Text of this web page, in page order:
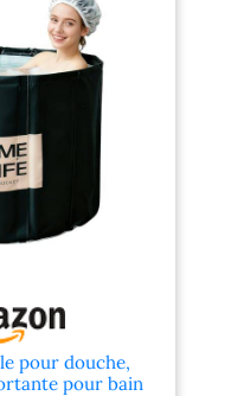
tandis que le drain
l'eau restante plus
et de ranger. Design
: profitez d'un bain
définitivement de
La structure pliable
plus facile
ce qui la rend
les maisons de
les voyages en
de vacances et les
Structure autonome
pendant l'utilisation.
large offre plus
baignoires
confortable pour
pour douche,
pour bain